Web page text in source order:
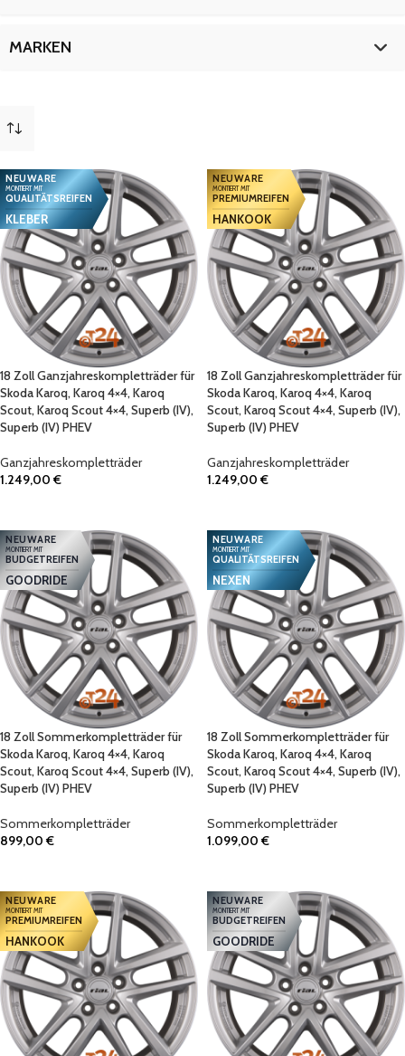
Superb (IV) PHEV
8
MARKEN
NEUWARE
MONTIERT MIT
QUALITÄTSREIFEN
KLEBER
18 Zoll Ganzjahreskompletträder für
Skoda Karoq, Karoq 4×4, Karoq
Scout, Karoq Scout 4×4, Superb (IV),
Superb (IV) PHEV
Ganzjahreskompletträder
1.249,00€
NEUWARE
MONTIERT MIT
PREMIUMREIFEN
HANKOOK
18 Zoll Ganzjahreskompletträder für
Skoda Karoq, Karoq 4×4, Karoq
Scout, Karoq Scout 4×4, Superb (IV),
Superb (IV) PHEV
Ganzjahreskompletträder
1.249,00€
NEUWARE
MONTIERT MIT
BUDGETREIFEN
GOODRIDE
18 Zoll Sommerkompletträder für
Skoda Karoq, Karoq 4×4, Karoq
Scout, Karoq Scout 4×4, Superb (IV),
Superb (IV) PHEV
Sommerkompletträder
899,00€
NEUWARE
MONTIERT MIT
QUALITÄTSREIFEN
NEXEN
18 Zoll Sommerkompletträder für
Skoda Karoq, Karoq 4×4, Karoq
Scout, Karoq Scout 4×4, Superb (IV),
Superb (IV) PHEV
Sommerkompletträder
1.099,00€
NEUWARE
MONTIERT MIT
PREMIUMREIFEN
HANKOOK
NEUWARE
MONTIERT MIT
BUDGETREIFEN
GOODRIDE